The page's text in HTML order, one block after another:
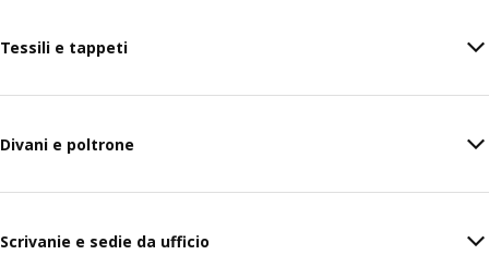
Tessili e tappeti
Divani e poltrone
Scrivanie e sedie da ufficio